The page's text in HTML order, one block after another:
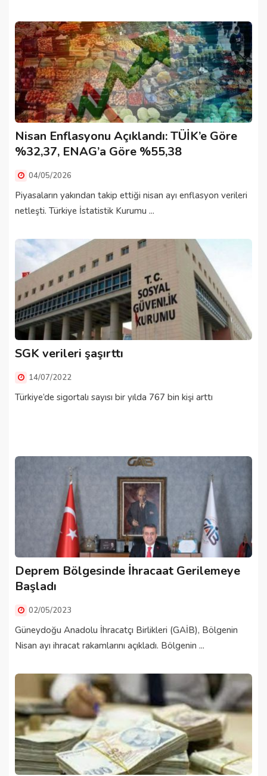
Nisan Enflasyonu Açıklandı: TÜİK’e Göre
%32,37, ENAG’a Göre %55,38
04/05/2026
Piyasaların yakından takip ettiği nisan ayı enflasyon verileri
netleşti. Türkiye İstatistik Kurumu ...
SGK verileri şaşırttı
14/07/2022
Türkiye’de sigortalı sayısı bir yılda 767 bin kişi arttı
Deprem Bölgesinde İhracaat Gerilemeye
Başladı
02/05/2023
Güneydoğu Anadolu İhracatçı Birlikleri (GAİB), Bölgenin
Nisan ayı ihracat rakamlarını açıkladı. Bölgenin ...